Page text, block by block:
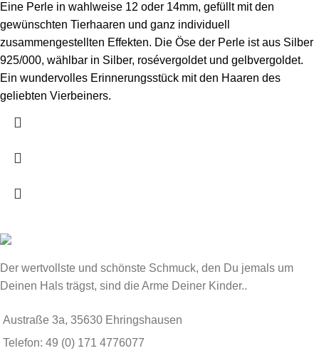
Eine Perle in wahlweise 12 oder 14mm, gefüllt mit den
gewünschten Tierhaaren und ganz individuell
zusammengestellten Effekten. Die Öse der Perle ist aus Silber
925/000, wählbar in Silber, rosévergoldet und gelbvergoldet.
Ein wundervolles Erinnerungsstück mit den Haaren des
geliebten Vierbeiners.
Der wertvollste und schönste Schmuck, den Du jemals um
Deinen Hals trägst, sind die Arme Deiner Kinder..
Austraße 3a, 35630 Ehringshausen
Telefon: 49 (0) 171 4776077